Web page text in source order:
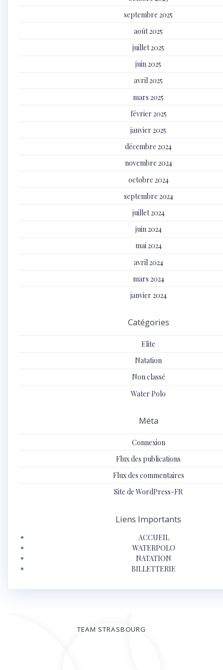
septembre 2025
août 2025
juillet 2025
juin 2025
avril 2025
mars 2025
février 2025
janvier 2025
décembre 2024
novembre 2024
octobre 2024
septembre 2024
juillet 2024
juin 2024
mai 2024
avril 2024
mars 2024
janvier 2024
Catégories
Elite
Natation
Non classé
Water Polo
Méta
Connexion
Flux des publications
Flux des commentaires
Site de WordPress-FR
Liens Importants
ACCUEIL
WATERPOLO
NATATION
BILLETTERIE
TEAM STRASBOURG